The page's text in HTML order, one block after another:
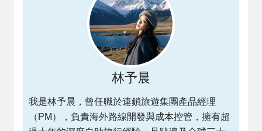
林予晨
我是林予晨，曾任職於連鎖旅遊集團產品經理
（PM），負責海外路線開發與成本控管，擁有超